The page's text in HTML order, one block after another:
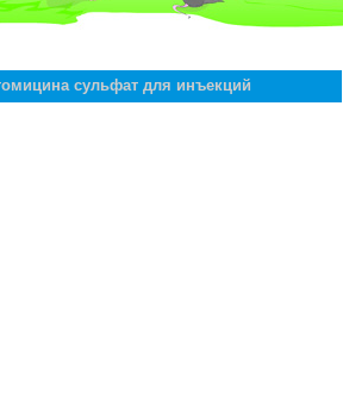
сульфат для инъекций